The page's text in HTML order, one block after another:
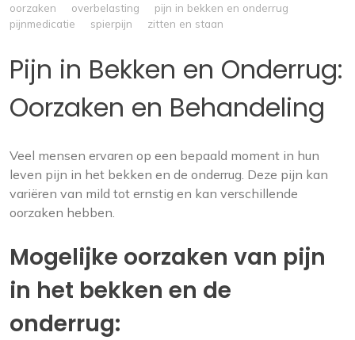
oorzaken
overbelasting
pijn in bekken en onderrug
pijnmedicatie
spierpijn zitten en staan
Pijn in Bekken en Onderrug:
Oorzaken en Behandeling
Veel mensen ervaren op een bepaald moment in hun
leven pijn in het bekken en de onderrug. Deze pijn kan
variëren van mild tot ernstig en kan verschillende
oorzaken hebben.
Mogelijke oorzaken van pijn
in het bekken en de
onderrug: